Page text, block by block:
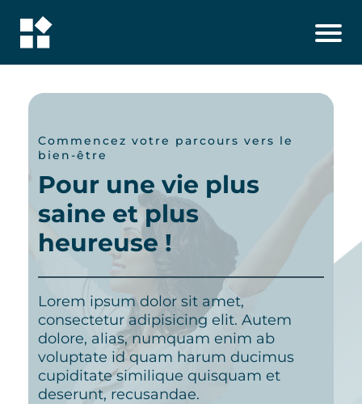
Commencez votre parcours vers le
bien-être
Pour une vie plus
saine et plus
heureuse !
Lorem ipsum dolor sit amet,
consectetur adipisicing elit. Autem
dolore, alias, numquam enim ab
voluptate id quam harum ducimus
cupiditate similique quisquam et
deserunt, recusandae.